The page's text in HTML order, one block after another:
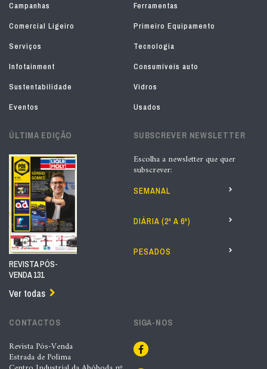
Campanhas
Ferramentas
Comercial Ligeiro
Primeiro Equipamento
Serviços
Tecnologia
Infotainment
Consumíveis auto
Sustentabilidade
Vidros
Eventos
Usados
ÚLTIMA EDIÇÃO
REVISTA PÓS-
VENDA 131
Ver todas
SUBSCREVER NEWSLETTER
Escolha a newsletter que quer
subscrever:
SEMANAL
DIÁRIA (2ª A 6ª)
PESADOS
CONTACTOS
Revista Pós-Venda
Estrada de Polima
SIGA-NOS